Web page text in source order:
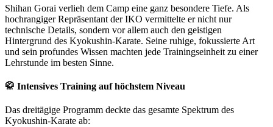
Shihan Gorai verlieh dem Camp eine ganz besondere Tiefe. Als
hochrangiger Repräsentant der IKO vermittelte er nicht nur
technische Details, sondern vor allem auch den geistigen
Hintergrund des Kyokushin-Karate. Seine ruhige, fokussierte Art
und sein profundes Wissen machten jede Trainingseinheit zu einer
Lehrstunde im besten Sinne.
🥋 Intensives Training auf höchstem Niveau
Das dreitägige Programm deckte das gesamte Spektrum des
Kyokushin-Karate ab: